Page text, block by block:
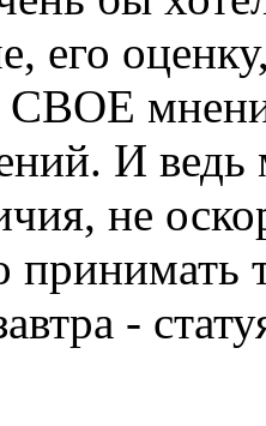
его
СВОЕ
И
не
-